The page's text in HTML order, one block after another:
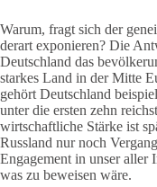
Warum, fragt sich der
derart exponieren? Die
Deutschland das
starkes Land in der Mitte
gehört Deutschland
unter die ersten zehn
wirtschaftliche Stärke ist
Russland nur noch
Engagement in unser aller
was zu beweisen wäre.